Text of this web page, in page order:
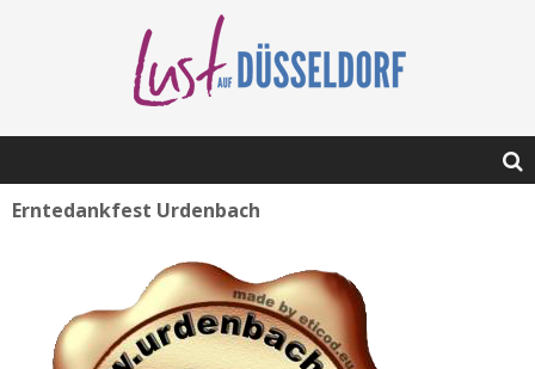
Erntedankfest Urdenbach